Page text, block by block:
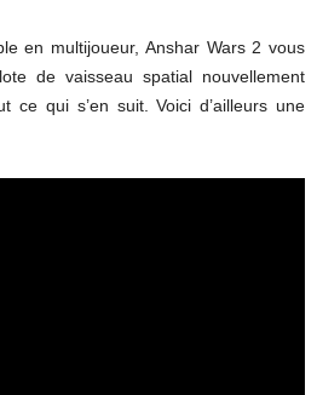
en multijoueur, Anshar Wars 2 vous
de vaisseau spatial nouvellement
ce qui s’en suit. Voici d’ailleurs une